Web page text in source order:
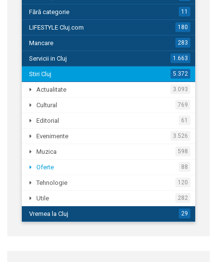
Fără categorie 11
LIFESTYLE Cluj.com 180
Mancare 283
Servicii in Cluj 1.663
Stiri Cluj 5.372
Actualitate 3.093
Cultural 769
Editorial 61
Evenimente 3.526
Muzica 598
Oferte 88
Tehnologie 120
Utile 282
Vremea la Cluj 29